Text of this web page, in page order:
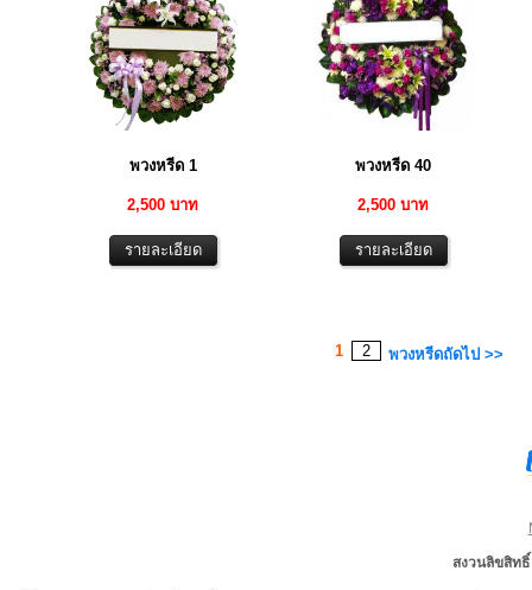
พวงหรีด 1
2,500 บาท
พวงหรีด 40
2,500 บาท
1 2 พวงหรีดถัดไป >>
สงวนลิขสิท